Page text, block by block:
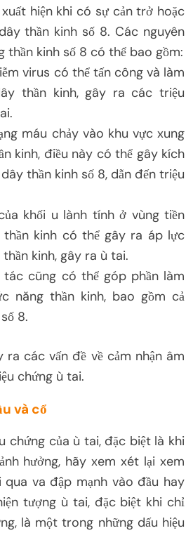
hiện khi có sự cản trở hoặc
thần kinh số 8. Các nguyên
thần kinh số 8 có thể bao gồm:
virus có thể tấn công và làm
thần kinh, gây ra các triệu
máu chảy vào khu vực xung
kinh, điều này có thể gây kích
thần kinh số 8, dẫn đến triệu
khối u lành tính ở vùng tiền
kinh có thể gây ra áp lực
kinh, gây ra ù tai.
tác cũng có thể góp phần làm
năng thần kinh, bao gồm cả
8.
các vấn đề về cảm nhận âm
chứng ù tai.
và cổ
chứng của ù tai, đặc biệt là khi
hưởng, hãy xem xét lại xem
va đập mạnh vào đầu hay
tượng ù tai, đặc biệt khi chỉ
là một trong những dấu hiệu